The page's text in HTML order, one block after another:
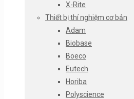
X-Rite
Thiết bị thí nghiệm cơ bản
Adam
Biobase
Boeco
Eutech
Horiba
Polyscience